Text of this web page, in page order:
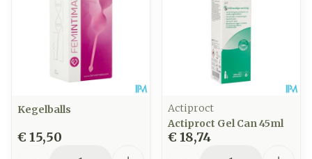
Kegelballs
€ 15,50
Actiproct
Actiproct Gel Can 45ml
€ 18,74